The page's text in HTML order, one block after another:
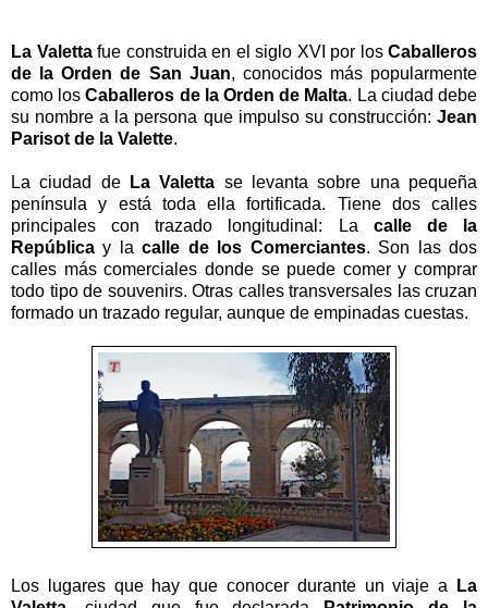
La Valettafue construida en el siglo XVI por los Caballeros
de la Orden de San Juan, conocidos más popularmente
como losCaballeros de la Orden de Malta. La ciudad debe
su nombre a la persona que impulso su construcción: Jean
Parisot de la Valette.
La ciudad deLa Valetta se levanta sobre una pequeña
península y está toda ella fortificada. Tiene dos calles
principales con trazado longitudinal: La calle de la
República y lacalle de los Comerciantes. Son las dos
calles más comerciales donde se puede comer y comprar
todo tipo de souvenirs. Otras calles transversales las cruzan
formado un trazado regular, aunque de empinadas cuestas.
Los lugares que hay que conocer durante un viaje a
La